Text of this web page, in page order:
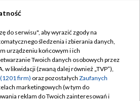
TVP
Regulamin TVP
prywatności
Moje zgody
do serwisu", aby wyrazić zgody na
śledzenia i zbierania danych,
urządzeniu końcowym i ich
Twoich danych osobowych przez
w likwidacji (zwaną dalej również „TVP”),
firm) oraz pozostałych Zaufanych
marketingowych (w tym do
reklam do Twoich zainteresowań i